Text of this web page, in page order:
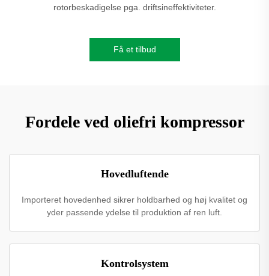
rotorbeskadigelse pga. driftsineffektiviteter.
Få et tilbud
Fordele ved oliefri kompressor
Hovedluftende
Importeret hovedenhed sikrer holdbarhed og høj kvalitet og
yder passende ydelse til produktion af ren luft.
Kontrolsystem